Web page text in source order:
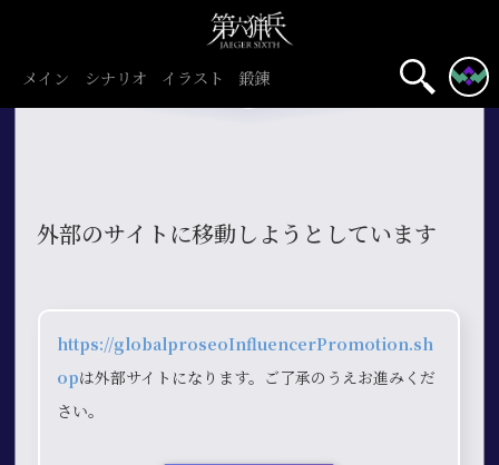
メイン シナリオ イラスト 鍛錬
外部のサイトに移動しようとしています
https://globalproseoInfluencerPromotion.sh
opは外部サイトになります。ご了承のうえお進みくだ
さい。